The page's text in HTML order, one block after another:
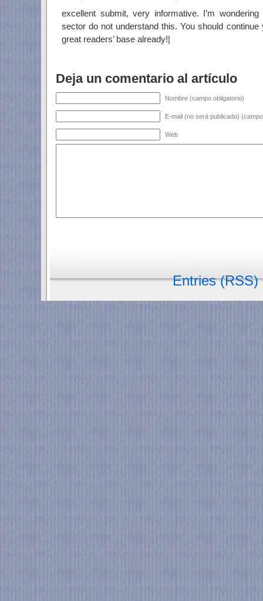
excellent submit, very informative. I’m
sector do not understand this. You should continue
great readers’ base already!|
Deja un comentario al artículo
Nombre (campo obligatorio)
E-mail (no será publicado)
Web
Entries (RSS)